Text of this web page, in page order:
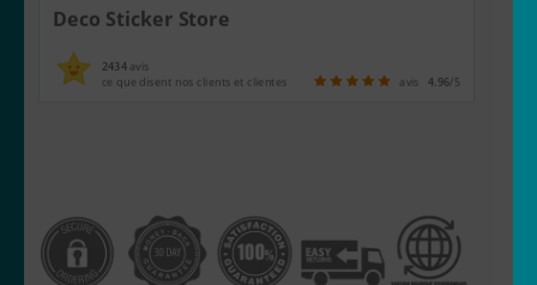
Deco Sticker Store
2434avis
ce que disent nos clients et clientes
avis 4.96/5